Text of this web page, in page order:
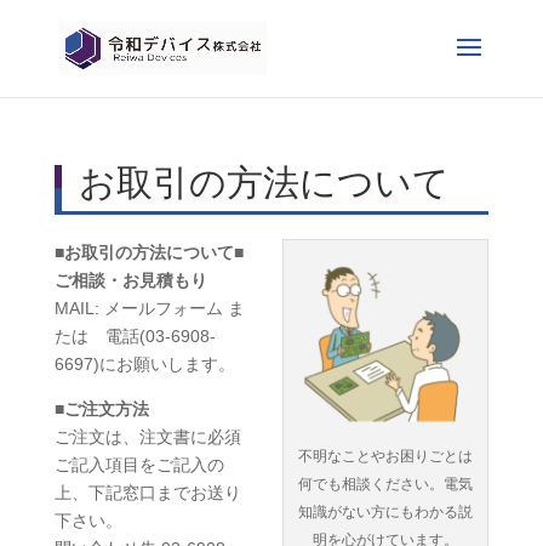
お取引の方法について
不明なことやお困りごとは
何でも相談ください。電気
知識がない方にもわかる説
明を心がけています。
■お取引の方法について■
ご相談・お見積もり
MAIL: メールフォーム ま
たは 電話(03-6908-
6697)にお願いします。
■ご注文方法
ご注文は、注文書に必須
ご記入項目をご記入の
上、下記窓口までお送り
下さい。